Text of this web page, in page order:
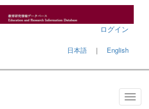
ログイン
日本語 ｜ English